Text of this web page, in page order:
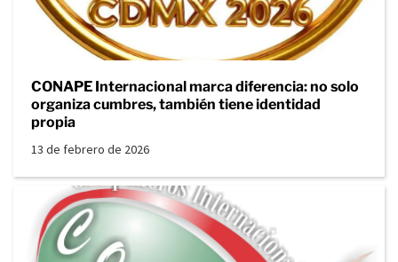
CONAPE Internacional marca diferencia: no solo
organiza cumbres, también tiene identidad
propia
13 de febrero de 2026